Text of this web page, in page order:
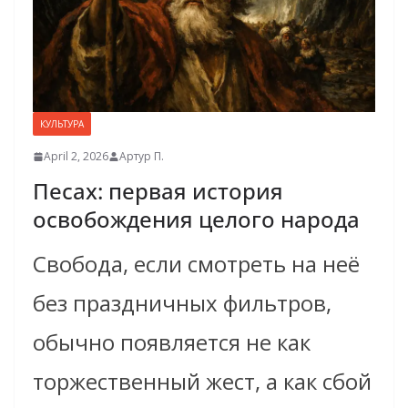
КУЛЬТУРА
April 2, 2026 Артур П.
Песах: первая история
освобождения целого народа
Свобода, если смотреть на неё
без праздничных фильтров,
обычно появляется не как
торжественный жест, а как сбой